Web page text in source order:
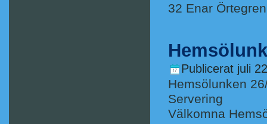
32 Enar Örtegren
Publicerat juli
Hemsölunken
Servering
Välkomna